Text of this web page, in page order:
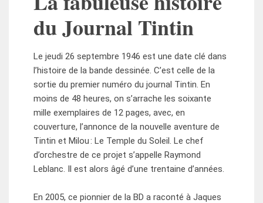
du Journal Tintin
Le jeudi 26 septembre 1946 est une date clé dans
l’histoire de la bande dessinée. C’est celle de la
sortie du premier numéro du journal Tintin. En
moins de 48 heures, on s’arrache les soixante
mille exemplaires de 12 pages, avec, en
couverture, l’annonce de la nouvelle aventure de
Tintin et Milou : Le Temple du Soleil. Le chef
d’orchestre de ce projet s’appelle Raymond
Leblanc. Il est alors âgé d’une trentaine d’années.
En 2005, ce pionnier de la BD a raconté à Jaques